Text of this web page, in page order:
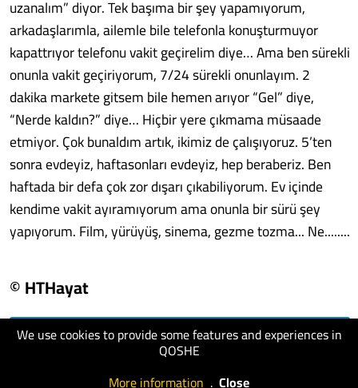
We use cookies to provide some features and experiences in
QOSHE
More information . Close
uzanalım” diyor. Tek başıma bir şey yapamıyorum,
arkadaşlarımla, ailemle bile telefonla konuşturmuyor
kapattrıyor telefonu vakit geçirelim diye… Ama ben sürekli
onunla vakit geçiriyorum, 7/24 sürekli onunlayım. 2
dakika markete gitsem bile hemen arıyor “Gel” diye,
“Nerde kaldın?” diye… Hiçbir yere çıkmama müsaade
etmiyor. Çok bunaldım artık, ikimiz de çalışıyoruz. 5’ten
sonra evdeyiz, haftasonları evdeyiz, hep beraberiz. Ben
haftada bir defa çok zor dışarı çıkabiliyorum. Ev içinde
kendime vakit ayıramıyorum ama onunla bir sürü şey
yapıyorum. Film, yürüyüş, sinema, gezme tozma... Ne........
© HTHayat
visit website